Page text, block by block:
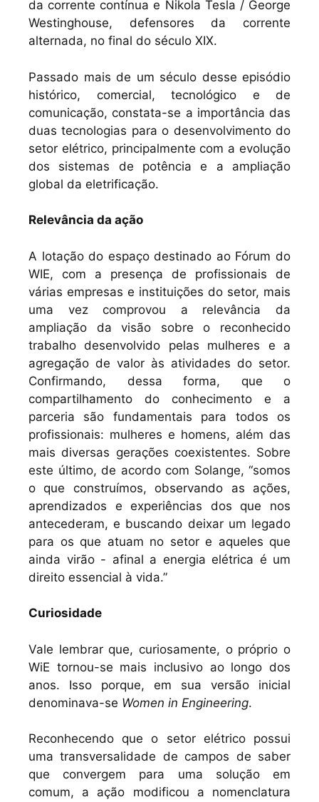
da corrente contínua e Nikola Tesla / George
Westinghouse, defensores da corrente
alternada, no final do século XIX.
Passado mais de um século desse episódio
histórico, comercial, tecnológico e de
comunicação, constata-se a importância das
duas tecnologias para o desenvolvimento do
setor elétrico, principalmente com a evolução
dos sistemas de potência e a ampliação
global da eletrificação.
Relevância da ação
A lotação do espaço destinado ao Fórum do
WIE, com a presença de profissionais de
várias empresas e instituições do setor, mais
uma vez comprovou a relevância da
ampliação da visão sobre o reconhecido
trabalho desenvolvido pelas mulheres e a
agregação de valor às atividades do setor.
Confirmando, dessa forma, que o
compartilhamento do conhecimento e a
parceria são fundamentais para todos os
profissionais: mulheres e homens, além das
mais diversas gerações coexistentes. Sobre
este último, de acordo com Solange, “somos
o que construímos, observando as ações,
aprendizados e experiências dos que nos
antecederam, e buscando deixar um legado
para os que atuam no setor e aqueles que
ainda virão - afinal a energia elétrica é um
direito essencial à vida.”
Curiosidade
Vale lembrar que, curiosamente, o próprio o
WiE tornou-se mais inclusivo ao longo dos
anos. Isso porque, em sua versão inicial
denominava-se Women in Engineering.
Reconhecendo que o setor elétrico possui
uma transversalidade de campos de saber
que convergem para uma solução em
comum, a ação modificou a nomenclatura